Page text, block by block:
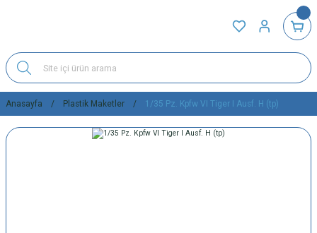
Anasayfa Plastik Maketler 1/35 Pz. Kpfw VI Tiger I Ausf. H (tp)